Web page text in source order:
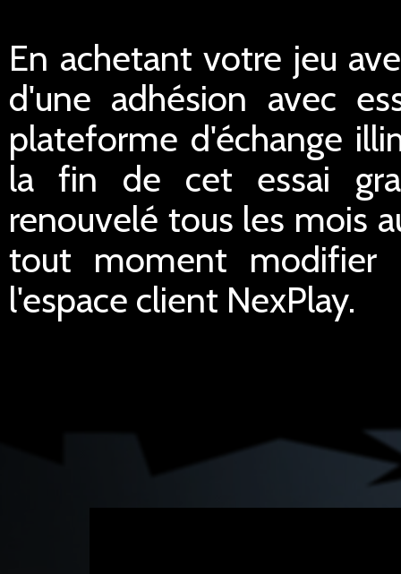
En achetant votre jeu
d'une adhésion avec
plateforme d'échange
la fin de cet essai
renouvelé tous les mois
tout moment modifier
l'espace client NexPlay.